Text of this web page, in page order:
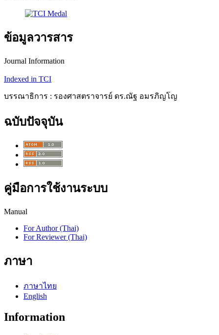
ข้อมูลวารสาร
Journal Information
Indexed in TCI
บรรณาธิการ : รองศาสตราจารย์ ดร.ณัฐ อมรภิญโญ
ฉบับปัจจุบัน
คู่มือการใช้งานระบบ
Manual
For Author (Thai)
For Reviewer (Thai)
ภาษา
ภาษาไทย
English
Information